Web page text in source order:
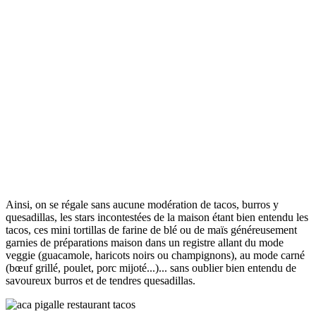
Ainsi, on se régale sans aucune modération de tacos, burros y
quesadillas, les stars incontestées de la maison étant bien entendu les
tacos, ces mini tortillas de farine de blé ou de maïs généreusement
garnies de préparations maison dans un registre allant du mode
veggie (guacamole, haricots noirs ou champignons), au mode carné
(bœuf grillé, poulet, porc mijoté...)... sans oublier bien entendu de
savoureux burros et de tendres quesadillas.